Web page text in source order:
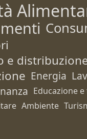
e
Energia
Educazione
Ambiente